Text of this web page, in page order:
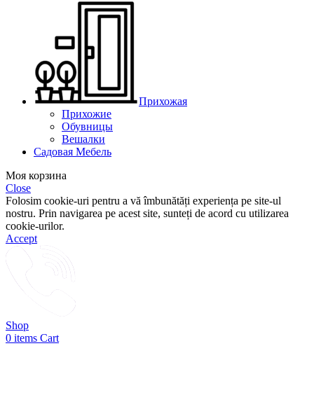
Прихожая
Прихожие
Обувницы
Вешалки
Садовая Мебель
Моя корзина
Close
Folosim cookie-uri pentru a vă îmbunătăți experiența pe site-ul
nostru. Prin navigarea pe acest site, sunteți de acord cu utilizarea
cookie-urilor.
Accept
Shop
0 items Cart